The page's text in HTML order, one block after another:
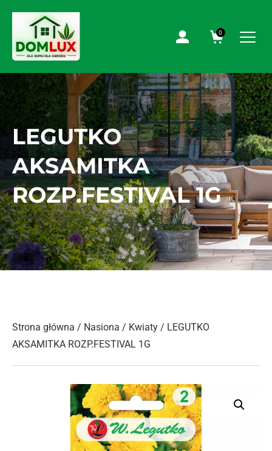
0
LEGUTKO
AKSAMITKA
ROZP.FESTIVAL 1G
Strona główna / Nasiona / Kwiaty / LEGUTKO
AKSAMITKA ROZP.FESTIVAL 1G